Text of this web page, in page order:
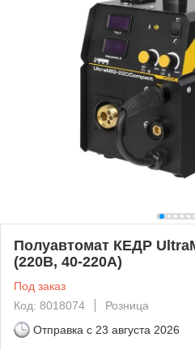
Полуавтомат КЕДР
(220В, 40-220А)
Под заказ
Код: 8018074
Розница
Отправка с 23 августа 2026